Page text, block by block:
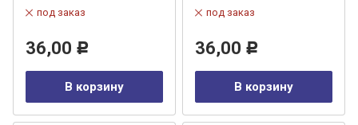
под заказ
36,00 Р
В корзину
под заказ
36,00 Р
В корзину